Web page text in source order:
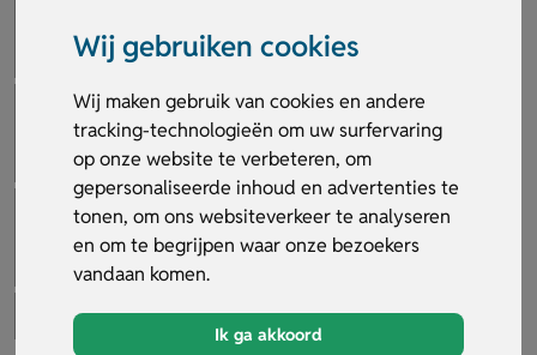
Wij gebruiken cookies
Wij maken gebruik van cookies en andere
tracking-technologieën om uw surfervaring
op onze website te verbeteren, om
gepersonaliseerde inhoud en advertenties te
tonen, om ons websiteverkeer te analyseren
en om te begrijpen waar onze bezoekers
vandaan komen.
Ik ga akkoord